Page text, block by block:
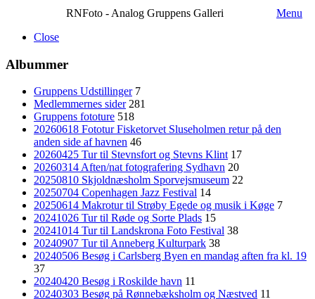
RNFoto - Analog Gruppens Galleri
Menu
Close
Albummer
Gruppens Udstillinger 7
Medlemmernes sider 281
Gruppens fototure 518
20260618 Fototur Fisketorvet Sluseholmen retur på den
anden side af havnen 46
20260425 Tur til Stevnsfort og Stevns Klint 17
20260314 Aften/nat fotografering Sydhavn 20
20250810 Skjoldnæsholm Sporvejsmuseum 22
20250704 Copenhagen Jazz Festival 14
20250614 Makrotur til Strøby Egede og musik i Køge 7
20241026 Tur til Røde og Sorte Plads 15
20241014 Tur til Landskrona Foto Festival 38
20240907 Tur til Anneberg Kulturpark 38
20240506 Besøg i Carlsberg Byen en mandag aften fra kl. 19
37
20240420 Besøg i Roskilde havn 11
20240303 Besøg på Rønnebæksholm og Næstved 11